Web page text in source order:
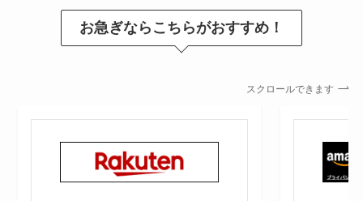
お急ぎならこちらがおすすめ！
スクロールできます